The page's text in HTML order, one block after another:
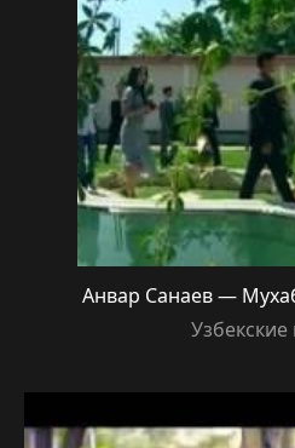
Анвар Санаев —